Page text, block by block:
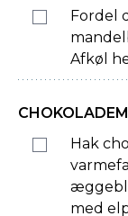
Fordel
Afkøl
Hak
med